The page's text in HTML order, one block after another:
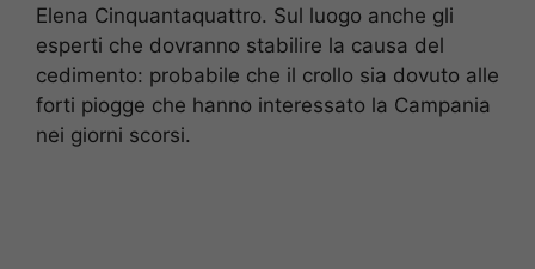
Elena Cinquantaquattro. Sul luogo anche gli
esperti che dovranno stabilire la causa del
cedimento: probabile che il crollo sia dovuto alle
forti piogge che hanno interessato la Campania
nei giorni scorsi.